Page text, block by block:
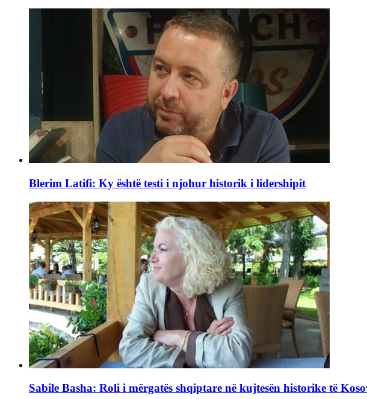
Blerim Latifi: Ky është testi i njohur historik i lidershipit
Sabile Basha: Roli i mërgatës shqiptare në kujtesën historike të